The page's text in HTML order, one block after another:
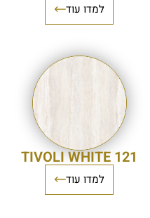
למדו עוד
TIVOLI WHITE 121
למדו עוד